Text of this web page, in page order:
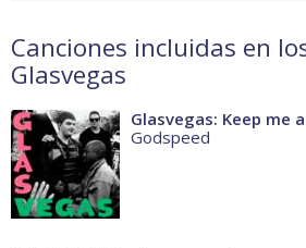
Canciones incluidas en
Glasvegas
Glasvegas: Keep me
Godspeed